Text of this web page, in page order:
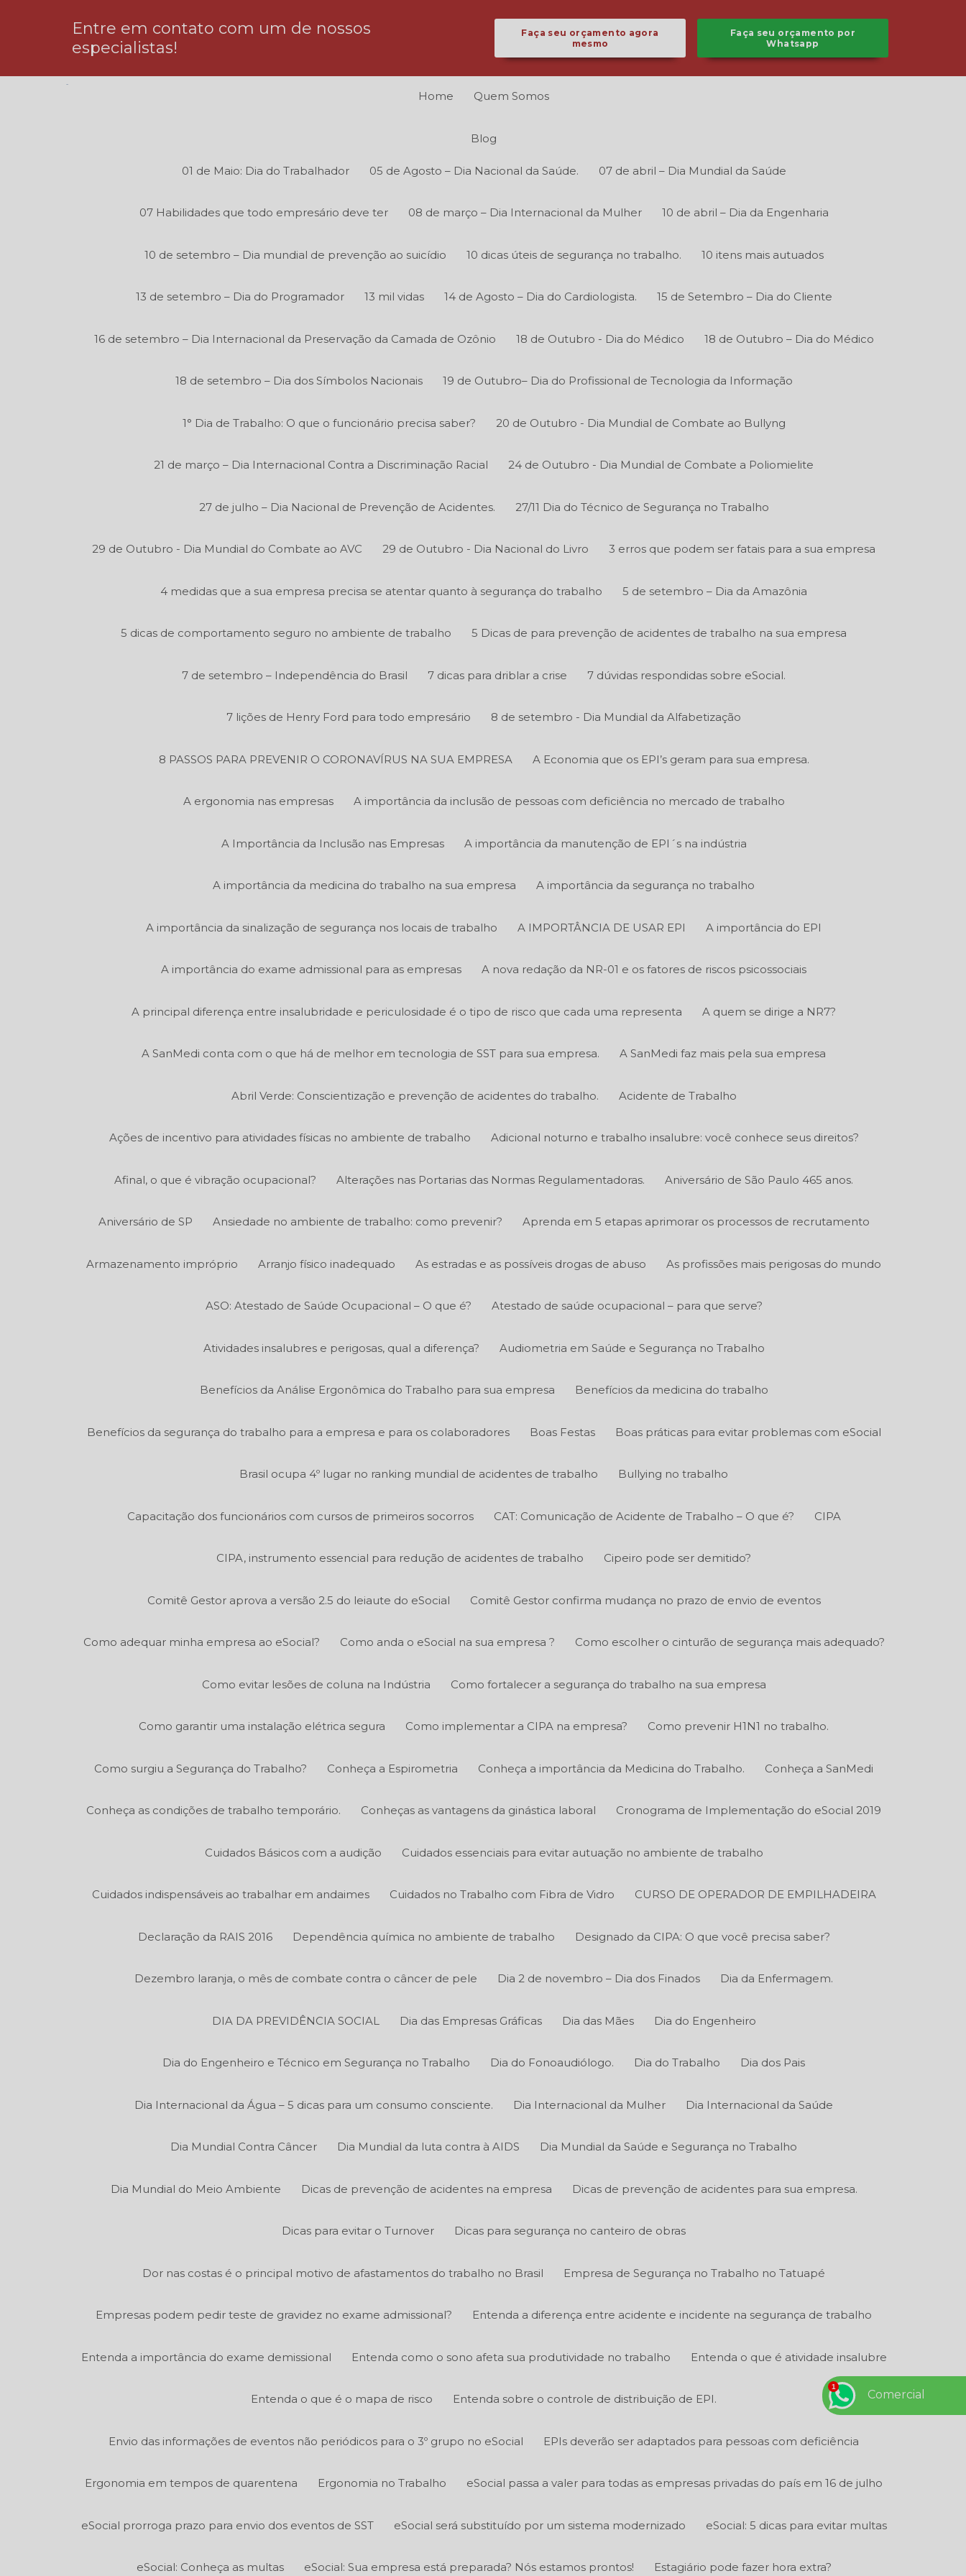
Entre em contato com um de nossos
especialistas!
Faça seu orçamento agora
mesmo
Faça seu orçamento por
Whatsapp
Home Quem Somos
Blog
01 de Maio: Dia do Trabalhador 05 de Agosto – Dia Nacional da Saúde. 07 de abril – Dia Mundial da Saúde
07 Habilidades que todo empresário deve ter 08 de março – Dia Internacional da Mulher 10 de abril – Dia da Engenharia
10 de setembro – Dia mundial de prevenção ao suicídio 10 dicas úteis de segurança no trabalho. 10 itens mais autuados
13 de setembro – Dia do Programador 13 mil vidas 14 de Agosto – Dia do Cardiologista. 15 de Setembro – Dia do Cliente
16 de setembro – Dia Internacional da Preservação da Camada de Ozônio 18 de Outubro - Dia do Médico 18 de Outubro – Dia do Médico
18 de setembro – Dia dos Símbolos Nacionais 19 de Outubro– Dia do Profissional de Tecnologia da Informação
1° Dia de Trabalho: O que o funcionário precisa saber? 20 de Outubro - Dia Mundial de Combate ao Bullyng
21 de março – Dia Internacional Contra a Discriminação Racial 24 de Outubro - Dia Mundial de Combate a Poliomielite
27 de julho – Dia Nacional de Prevenção de Acidentes. 27/11 Dia do Técnico de Segurança no Trabalho
29 de Outubro - Dia Mundial do Combate ao AVC 29 de Outubro - Dia Nacional do Livro 3 erros que podem ser fatais para a sua empresa
4 medidas que a sua empresa precisa se atentar quanto à segurança do trabalho 5 de setembro – Dia da Amazônia
5 dicas de comportamento seguro no ambiente de trabalho 5 Dicas de para prevenção de acidentes de trabalho na sua empresa
7 de setembro – Independência do Brasil 7 dicas para driblar a crise 7 dúvidas respondidas sobre eSocial.
7 lições de Henry Ford para todo empresário 8 de setembro - Dia Mundial da Alfabetização
8 PASSOS PARA PREVENIR O CORONAVÍRUS NA SUA EMPRESA A Economia que os EPI’s geram para sua empresa.
A ergonomia nas empresas A importância da inclusão de pessoas com deficiência no mercado de trabalho
A Importância da Inclusão nas Empresas A importância da manutenção de EPI´s na indústria
A importância da medicina do trabalho na sua empresa A importância da segurança no trabalho
A importância da sinalização de segurança nos locais de trabalho A IMPORTÂNCIA DE USAR EPI A importância do EPI
A importância do exame admissional para as empresas A nova redação da NR-01 e os fatores de riscos psicossociais
A principal diferença entre insalubridade e periculosidade é o tipo de risco que cada uma representa A quem se dirige a NR7?
A SanMedi conta com o que há de melhor em tecnologia de SST para sua empresa. A SanMedi faz mais pela sua empresa
Abril Verde: Conscientização e prevenção de acidentes do trabalho. Acidente de Trabalho
Ações de incentivo para atividades físicas no ambiente de trabalho Adicional noturno e trabalho insalubre: você conhece seus direitos?
Afinal, o que é vibração ocupacional? Alterações nas Portarias das Normas Regulamentadoras. Aniversário de São Paulo 465 anos.
Aniversário de SP Ansiedade no ambiente de trabalho: como prevenir? Aprenda em 5 etapas aprimorar os processos de recrutamento
Armazenamento impróprio Arranjo físico inadequado As estradas e as possíveis drogas de abuso As profissões mais perigosas do mundo
ASO: Atestado de Saúde Ocupacional – O que é? Atestado de saúde ocupacional – para que serve?
Atividades insalubres e perigosas, qual a diferença? Audiometria em Saúde e Segurança no Trabalho
Benefícios da Análise Ergonômica do Trabalho para sua empresa Benefícios da medicina do trabalho
Benefícios da segurança do trabalho para a empresa e para os colaboradores Boas Festas Boas práticas para evitar problemas com eSocial
Brasil ocupa 4º lugar no ranking mundial de acidentes de trabalho Bullying no trabalho
Capacitação dos funcionários com cursos de primeiros socorros CAT: Comunicação de Acidente de Trabalho – O que é? CIPA
CIPA, instrumento essencial para redução de acidentes de trabalho Cipeiro pode ser demitido?
Comitê Gestor aprova a versão 2.5 do leiaute do eSocial Comitê Gestor confirma mudança no prazo de envio de eventos
Como adequar minha empresa ao eSocial? Como anda o eSocial na sua empresa ? Como escolher o cinturão de segurança mais adequado?
Como evitar lesões de coluna na Indústria Como fortalecer a segurança do trabalho na sua empresa
Como garantir uma instalação elétrica segura Como implementar a CIPA na empresa? Como prevenir H1N1 no trabalho.
Como surgiu a Segurança do Trabalho? Conheça a Espirometria Conheça a importância da Medicina do Trabalho. Conheça a SanMedi
Conheça as condições de trabalho temporário. Conheças as vantagens da ginástica laboral Cronograma de Implementação do eSocial 2019
Cuidados Básicos com a audição Cuidados essenciais para evitar autuação no ambiente de trabalho
Cuidados indispensáveis ao trabalhar em andaimes Cuidados no Trabalho com Fibra de Vidro CURSO DE OPERADOR DE EMPILHADEIRA
Declaração da RAIS 2016 Dependência química no ambiente de trabalho Designado da CIPA: O que você precisa saber?
Dezembro laranja, o mês de combate contra o câncer de pele Dia 2 de novembro – Dia dos Finados Dia da Enfermagem.
DIA DA PREVIDÊNCIA SOCIAL Dia das Empresas Gráficas Dia das Mães Dia do Engenheiro
Dia do Engenheiro e Técnico em Segurança no Trabalho Dia do Fonoaudiólogo. Dia do Trabalho Dia dos Pais
Dia Internacional da Água – 5 dicas para um consumo consciente. Dia Internacional da Mulher Dia Internacional da Saúde
Dia Mundial Contra Câncer Dia Mundial da luta contra à AIDS Dia Mundial da Saúde e Segurança no Trabalho
Dia Mundial do Meio Ambiente Dicas de prevenção de acidentes na empresa Dicas de prevenção de acidentes para sua empresa.
Dicas para evitar o Turnover Dicas para segurança no canteiro de obras
Dor nas costas é o principal motivo de afastamentos do trabalho no Brasil Empresa de Segurança no Trabalho no Tatuapé
Empresas podem pedir teste de gravidez no exame admissional? Entenda a diferença entre acidente e incidente na segurança de trabalho
Entenda a importância do exame demissional Entenda como o sono afeta sua produtividade no trabalho Entenda o que é atividade insalubre
Entenda o que é o mapa de risco Entenda sobre o controle de distribuição de EPI.
Envio das informações de eventos não periódicos para o 3º grupo no eSocial EPIs deverão ser adaptados para pessoas com deficiência
Ergonomia em tempos de quarentena Ergonomia no Trabalho eSocial passa a valer para todas as empresas privadas do país em 16 de julho
eSocial prorroga prazo para envio dos eventos de SST eSocial será substituído por um sistema modernizado eSocial: 5 dicas para evitar multas
eSocial: Conheça as multas eSocial: Sua empresa está preparada? Nós estamos prontos! Estagiário pode fazer hora extra?
Comercial